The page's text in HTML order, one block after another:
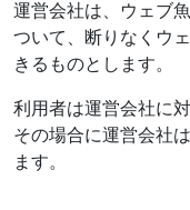
運営会社は、ウェブ
ついて、断りなくウ
きるものとします。
利用者は運営会社に
その場合に運営会社
ます。